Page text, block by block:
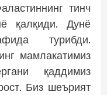
тинч
қалқиди. Дунё
турибди.
мамлакатимиз
қаддимиз
Биз шеърият